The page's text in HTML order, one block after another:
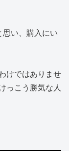
い、購入にい
けではありませ
っこう勝気な人